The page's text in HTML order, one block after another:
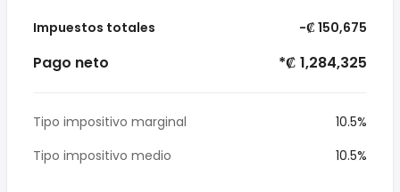
Impuestos totales -₡ 150,675
Pago neto *₡ 1,284,325
Tipo impositivo marginal
10.5%
Tipo impositivo medio
10.5%